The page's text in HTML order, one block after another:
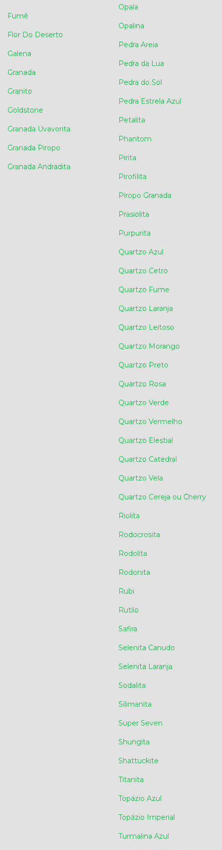
Fumê
Flor Do Deserto
Galena
Granada
Granito
Goldstone
Granada Uvavorita
Granada Piropo
Granada Andradita
Opala
Opalina
Pedra Areia
Pedra da Lua
Pedra do Sol
Pedra Estrela Azul
Petalita
Phantom
Pirita
Pirofilita
Piropo Granada
Prasiolita
Purpurita
Quartzo Azul
Quartzo Cetro
Quartzo Fume
Quartzo Laranja
Quartzo Leitoso
Quartzo Morango
Quartzo Preto
Quartzo Rosa
Quartzo Verde
Quartzo Vermelho
Quartzo Elestial
Quartzo Catedral
Quartzo Vela
Quartzo Cereja ou Cherry
Riolita
Rodocrosita
Rodolita
Rodonita
Rubi
Rutilo
Safira
Selenita Canudo
Selenita Laranja
Sodalita
Silimanita
Super Seven
Shungita
Shattuckite
Titanita
Topázio Azul
Topázio Imperial
Turmalina Azul